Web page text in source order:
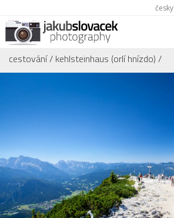
česky
cestování/ kehlsteinhaus (orlí hnízdo) /